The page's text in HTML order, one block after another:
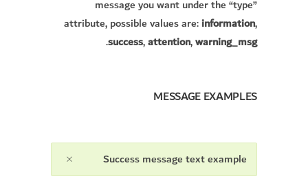
message you want under the “type”
attribute, possible values are:information,
success,attention,warning_msg
.
MESSAGE EXAMPLES
Success message text example